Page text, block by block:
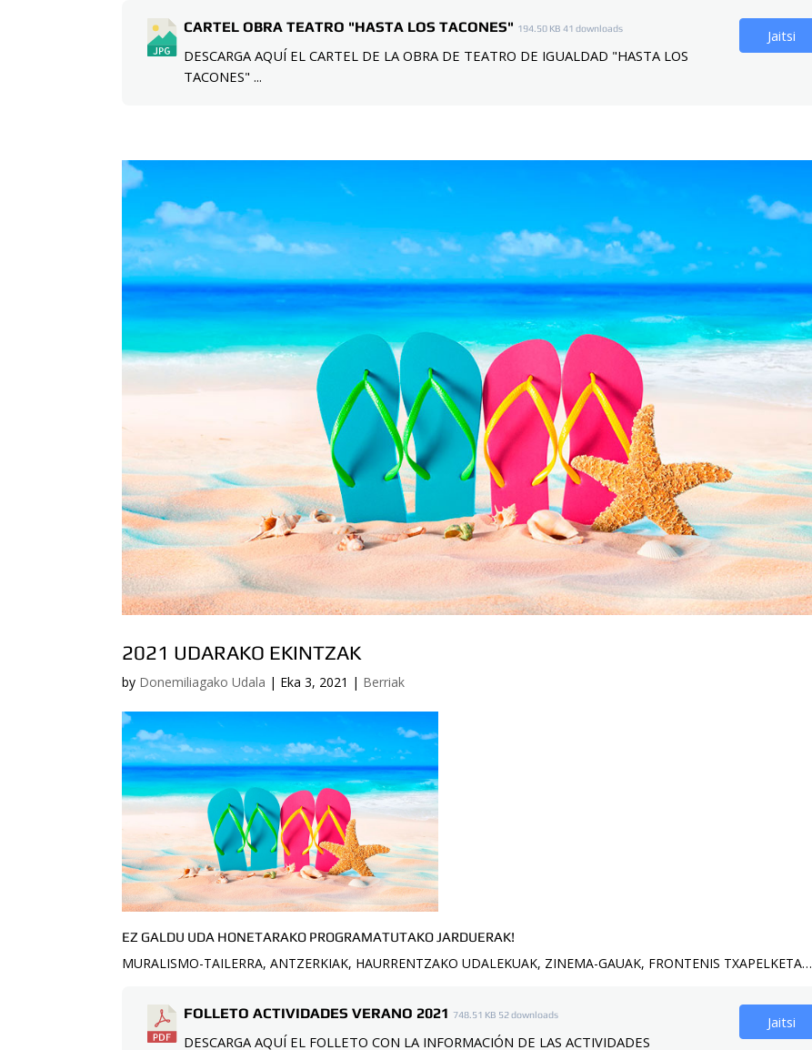
CARTEL OBRA TEATRO "HASTA LOS TACONES" 194.50 KB41 downloads
DESCARGA AQUÍ EL CARTEL DE LA OBRA DE TEATRO DE IGUALDAD "HASTA LOS
TACONES" ...
Jaitsi
2021 UDARAKO EKINTZAK
by Donemiliagako Udala | Eka 3, 2021 | Berriak
EZ GALDU UDA HONETARAKO PROGRAMATUTAKO JARDUERAK!
MURALISMO-TAILERRA, ANTZERKIAK, HAURRENTZAKO UDALEKUAK, ZINEMA-GAUAK, FRONTENIS TXAPELKETA…
FOLLETO ACTIVIDADES VERANO 2021 748.51 KB 52 downloads
DESCARGA AQUÍ EL FOLLETO CON LA INFORMACIÓN DE LAS ACTIVIDADES
Jaitsi